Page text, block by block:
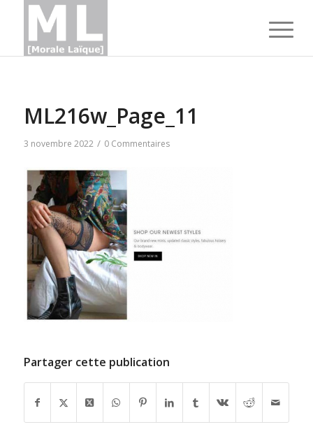
ML216w_Page_11
3 novembre 2022 / 0 Commentaires
Partager cette publication